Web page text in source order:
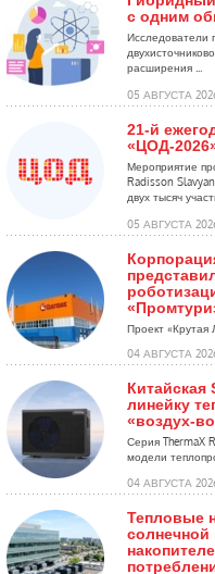
с одним
Исследователи
расширения ...
05 АВГУСТА
21-й
«ЦОД-
Мероприятие
Radisson
двух тысяч
05 АВГУСТА
Проект «Крутая
04 АВГУСТА
Китайская
линейку
«воздух-
Серия ThermaX
модели
04 АВГУСТА
Тепловые
солнечной